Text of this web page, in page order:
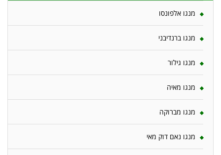
מנגו אלפונסו
מנגו ברנדיבני
מנגו גילור
מנגו מאיה
מנגו מברוקה
מנגו נאם דוק מאי